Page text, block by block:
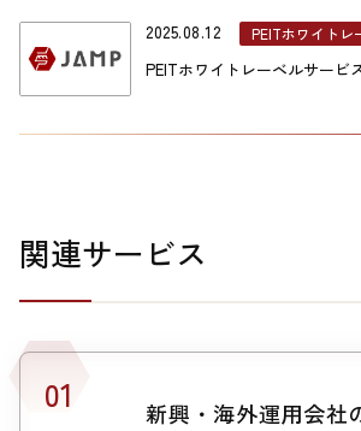
2025.08.12 PEITホワイトレ
PEITホワイトレーベルサービ
関連サービス
新興・海外運用会社